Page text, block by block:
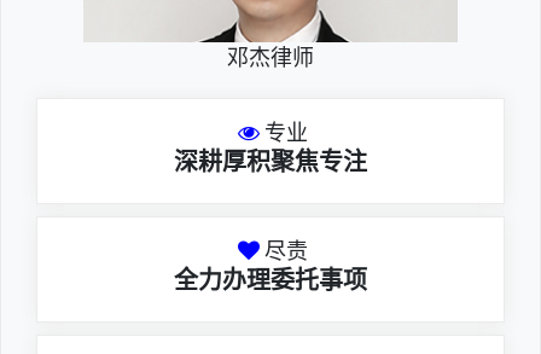
邓杰律师
专业
深耕厚积聚焦专注
尽责
全力办理委托事项